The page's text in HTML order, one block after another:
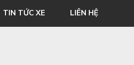
TIN TỨC XE LIÊN HỆ